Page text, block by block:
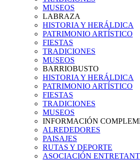
MUSEOS
LABRAZA
HISTORIA Y HERÁLDICA
PATRIMONIO ARTÍSTICO
FIESTAS
TRADICIONES
MUSEOS
BARRIOBUSTO
HISTORIA Y HERÁLDICA
PATRIMONIO ARTÍSTICO
FIESTAS
TRADICIONES
MUSEOS
INFORMACIÓN
ALREDEDORES
PAISAJES
RUTAS Y DEPORTE
ASOCIACIÓN